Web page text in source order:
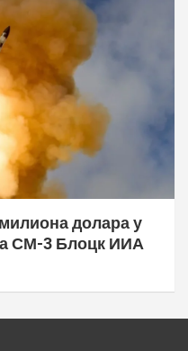
долара у
СМ-3 Блоцк ИИА